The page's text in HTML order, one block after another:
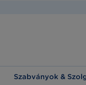
Szabványok &